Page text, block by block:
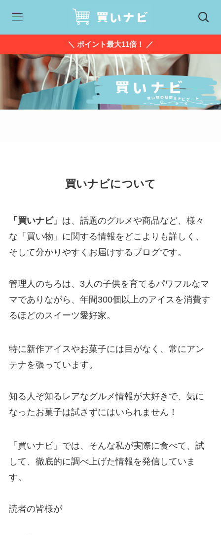
＼ ポイント最大11倍！ ／
買いナビについて
「買いナビ」 は、話題のグルメや商品など、様々
な「買い物」に関する情報をどこよりも詳しく、
そして分かりやすくお届けするブログです。
管理人のちろは、3人の子供を育てるパワフルなマ
マでありながら、年間300個以上のアイスを消費す
るほどのスイーツ愛好家。
特に新作アイスやお菓子には目がなく、常にアン
テナを張っています。
知る人ぞ知るレアなグルメ情報が大好きで、気に
なったお菓子は試さずにはいられません！
「買いナビ」では、そんな私が実際に食べて、試
して、徹底的に調べ上げた情報を発信していま
す。
読者の皆様が